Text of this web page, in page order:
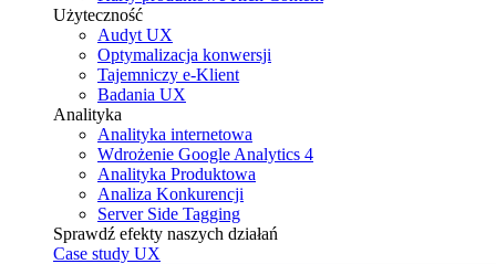
Użyteczność
Audyt UX
Optymalizacja konwersji
Tajemniczy e-Klient
Badania UX
Analityka
Analityka internetowa
Wdrożenie Google Analytics 4
Analityka Produktowa
Analiza Konkurencji
Server Side Tagging
Sprawdź efekty naszych działań
Case study UX